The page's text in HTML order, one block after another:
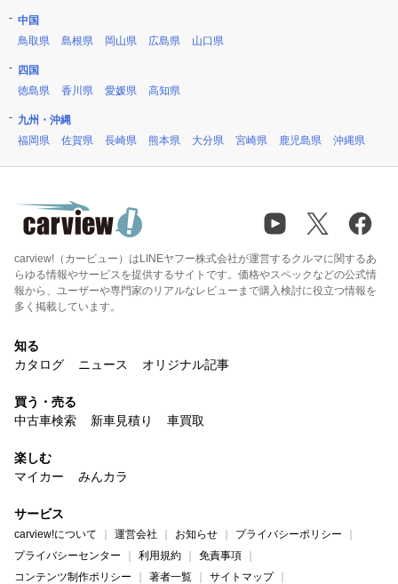
中国
鳥取県
島根県 岡山県 広島県 山口県
四国
徳島県
香川県 愛媛県 高知県
九州・沖縄
福岡県
佐賀県 長崎県 熊本県 大分県 宮崎県 鹿児島県 沖縄県
carview!（カービュー）はLINEヤフー株式会社が運営するクルマに関するあ
らゆる情報やサービスを提供するサイトです。価格やスペックなどの公式情
報から、ユーザーや専門家のリアルなレビューまで購入検討に役立つ情報を
多く掲載しています。
知る
カタログ
ニュース オリジナル記事
買う・売る
中古車検索
新車見積り 車買取
楽しむ
マイカー
みんカラ
サービス
carview!について 運営会社 お知らせ
プライバシーポリシー
プライバシーセンター
利用規約
免責事項
コンテンツ制作ポリシー
著者一覧 サイトマップ